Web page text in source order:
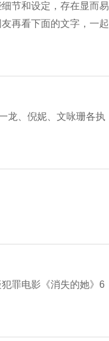
节和设定，存在显而易
再看下面的文字，一起
龙、倪妮、文咏珊各执
罪电影《消失的她》6